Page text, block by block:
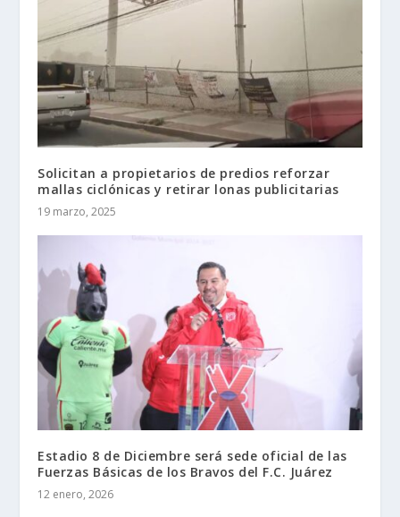
Solicitan a propietarios de predios reforzar
mallas ciclónicas y retirar lonas publicitarias
19 marzo, 2025
Estadio 8 de Diciembre será sede oficial de las
Fuerzas Básicas de los Bravos del F.C. Juárez
12 enero, 2026